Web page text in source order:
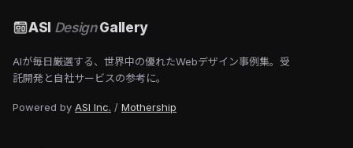
ASI DesignGallery
AIが毎日厳選する、世界中の優れたWebデザイン事例集。受
託開発と自社サービスの参考に。
Powered by ASI Inc. / Mothership